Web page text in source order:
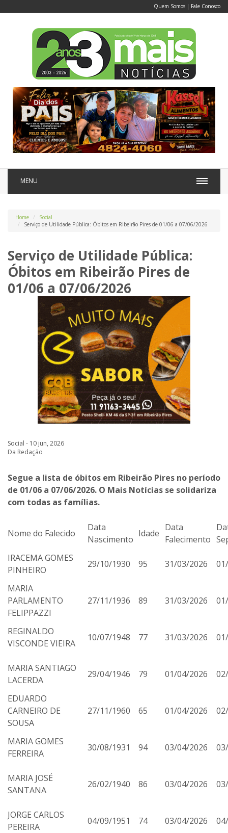
Quem Somos | Fale Conosco
MENU
Home
Social
Serviço de Utilidade Pública: Óbitos em Ribeirão Pires de 01/06 a 07/06/2026
Serviço de Utilidade Pública:
Óbitos em Ribeirão Pires de
01/06 a 07/06/2026
Social - 10 jun, 2026
Da Redação
Segue a lista de óbitos em Ribeirão Pires no período
de 01/06 a 07/06/2026. O Mais Notícias se solidariza
com todas as famílias.
Nome do Falecido
Data
Nascimento
Idade
Data
Falecimento
IRACEMA GOMES
PINHEIRO
29/10/1930 95 31/03/2026
MARIA
PARLAMENTO
FELIPPAZZI
27/11/1936 89 31/03/2026
REGINALDO
VISCONDE VIEIRA
10/07/1948 77 31/03/2026
MARIA SANTIAGO
LACERDA
29/04/1946 79 01/04/2026
EDUARDO
CARNEIRO DE
SOUSA
27/11/1960 65 01/04/2026
MARIA GOMES
FERREIRA
30/08/1931 94 03/04/2026
MARIA JOSÉ
SANTANA
26/02/1940 86 03/04/2026
JORGE CARLOS
PEREIRA
04/09/1951 74 03/04/2026